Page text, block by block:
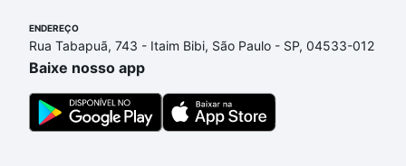
ainda tem alguma dúvida dos custos envolvidos no
processo de compra, veja em nosso portal quanto
custa comprar um apartamento
gente para comprar o imóvel dos seus sonhos com
segurança e conforto. Loft, com você até as
ENDEREÇO
Rua Tabapuã, 743 - Itaim Bibi, São Paulo - SP, 04533-012
Baixe nosso app